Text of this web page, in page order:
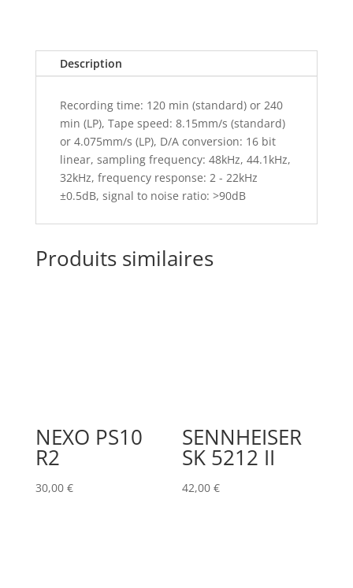
Description
Recording time: 120 min (standard) or 240
min (LP), Tape speed: 8.15mm/s (standard)
or 4.075mm/s (LP), D/A conversion: 16 bit
linear, sampling frequency: 48kHz, 44.1kHz,
32kHz, frequency response: 2 - 22kHz
±0.5dB, signal to noise ratio: >90dB
Produits similaires
NEXO PS10
R2
30,00 €
SENNHEISER
SK 5212 II
42,00€